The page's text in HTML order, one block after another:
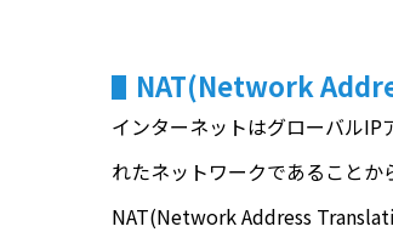
NAT(Network
インターネットはグローバル
れたネットワークであることか
NAT(Network Address